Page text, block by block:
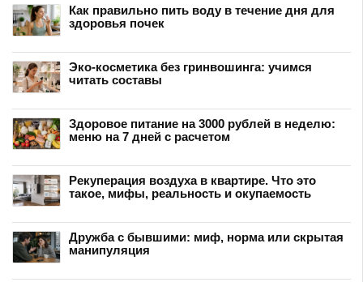
Как правильно пить воду в течение дня для
здоровья почек
Эко-косметика без гринвошинга: учимся
читать составы
Здоровое питание на 3000 рублей в неделю:
меню на 7 дней с расчетом
Рекуперация воздуха в квартире. Что это
такое, мифы, реальность и окупаемость
Дружба с бывшими: миф, норма или скрытая
манипуляция